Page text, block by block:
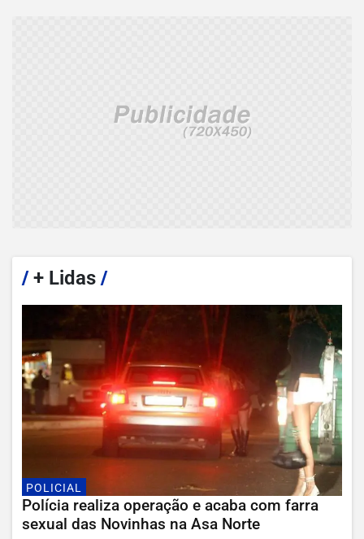
/+ Lidas /
POLICIAL
Polícia realiza operação e acaba com farra
sexual das Novinhas na Asa Norte